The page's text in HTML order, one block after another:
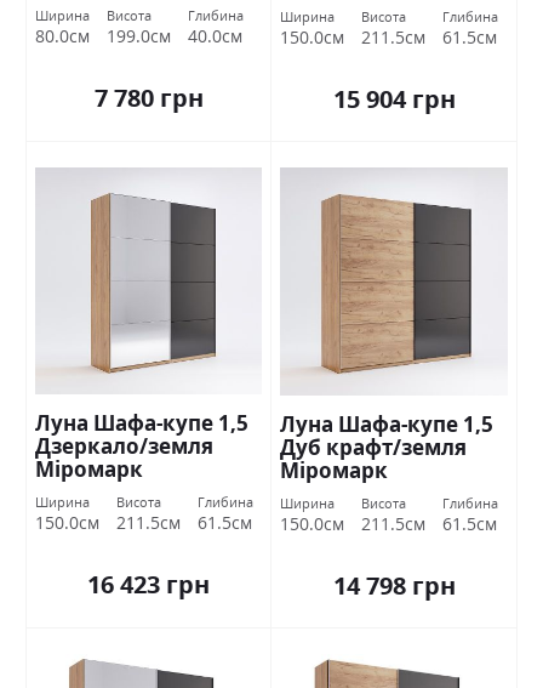
Ширина
80.0см
Висота
199.0см
Глибина
40.0см
7 780 грн
Ширина
150.0см
Висота
211.5см
Глибина
61.5см
15 904 грн
Луна Шафа-купе 1,5
Дзеркало/земля
Міромарк
Ширина
150.0см
Висота
211.5см
Глибина
61.5см
16 423 грн
Луна Шафа-купе 1,5
Дуб крафт/земля
Міромарк
Ширина
150.0см
Висота
211.5см
Глибина
61.5см
14 798 грн